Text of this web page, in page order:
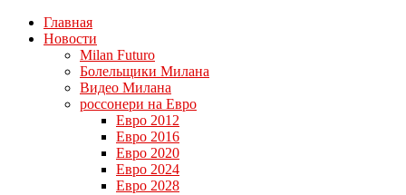
Главная
Новости
Milan Futuro
Болельщики Милана
Видео Милана
россонери на Евро
Евро 2012
Евро 2016
Евро 2020
Евро 2024
Евро 2028